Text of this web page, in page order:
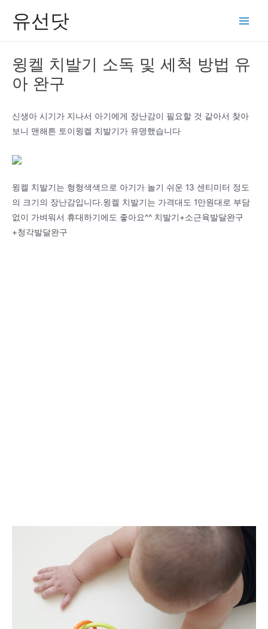
유선닷
윙켈 치발기 소독 및 세척 방법 유
아 완구
신생아 시기가 지나서 아기에게 장난감이 필요할 것 같아서 찾아
보니 맨해튼 토이윙켈 치발기가 유명했습니다
윙켈 치발기는 형형색색으로 아기가 놀기 쉬운 13 센티미터 정도
의 크기의 장난감입니다.윙켈 치발기는 가격대도 1만원대로 부담
없이 가벼워서 휴대하기에도 좋아요^^ 치발기+소근육발달완구
+청각발달완구